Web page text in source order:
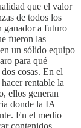
que el valor
de todos los
ganador a futuro
fueron las
un sólido equipo
para qué
cosas. En el
rentable la
ellos generan
donde la IA
En el medio
contenidos